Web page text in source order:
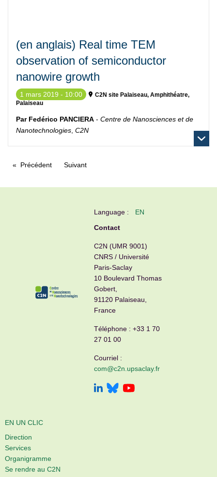
(en anglais) Real time TEM
observation of semiconductor
nanowire growth
1 mars 2019 - 10:00
C2N site Palaiseau, Amphithéatre,
Palaiseau
Par Fedérico PANCIERA - Centre de Nanosciences et de
Nanotechnologies, C2N
Précédent Suivant
Language :
EN
Contact
C2N (UMR 9001)
CNRS / Université
Paris-Saclay
10 Boulevard Thomas
Gobert,
91120 Palaiseau,
France
Téléphone : +33 1 70
27 01 00
Courriel :
com@c2n.upsaclay.fr
EN UN CLIC
Direction
Services
Organigramme
Se rendre au C2N